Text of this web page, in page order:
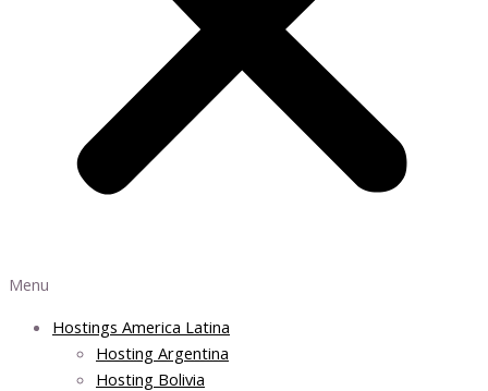
Menu
Hostings America Latina
Hosting Argentina
Hosting Bolivia